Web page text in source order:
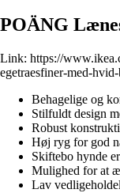
POÄNG
Link: https://
egetraesfiner-med-
Behagelige og
Stilfuldt design
Robust
Høj ryg for god
Skiftebo hynde
Mulighed for at
Lav